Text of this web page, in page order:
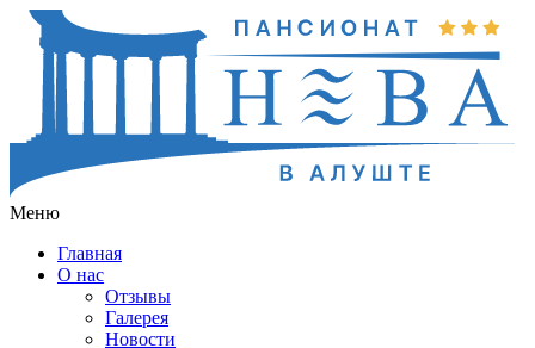
Меню
Главная
О нас
Отзывы
Галерея
Новости